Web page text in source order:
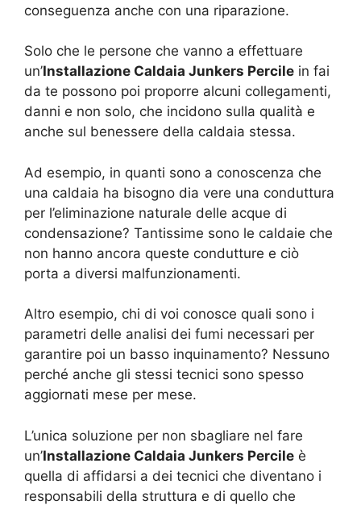
conseguenza anche con una riparazione.
Solo che le persone che vanno a effettuare
un’Installazione Caldaia Junkers Percile in fai
da te possono poi proporre alcuni collegamenti,
danni e non solo, che incidono sulla qualità e
anche sul benessere della caldaia stessa.
Ad esempio, in quanti sono a conoscenza che
una caldaia ha bisogno dia vere una conduttura
per l’eliminazione naturale delle acque di
condensazione? Tantissime sono le caldaie che
non hanno ancora queste condutture e ciò
porta a diversi malfunzionamenti.
Altro esempio, chi di voi conosce quali sono i
parametri delle analisi dei fumi necessari per
garantire poi un basso inquinamento? Nessuno
perché anche gli stessi tecnici sono spesso
aggiornati mese per mese.
L’unica soluzione per non sbagliare nel fare
un’Installazione Caldaia Junkers Percile è
quella di affidarsi a dei tecnici che diventano i
responsabili della struttura e di quello che